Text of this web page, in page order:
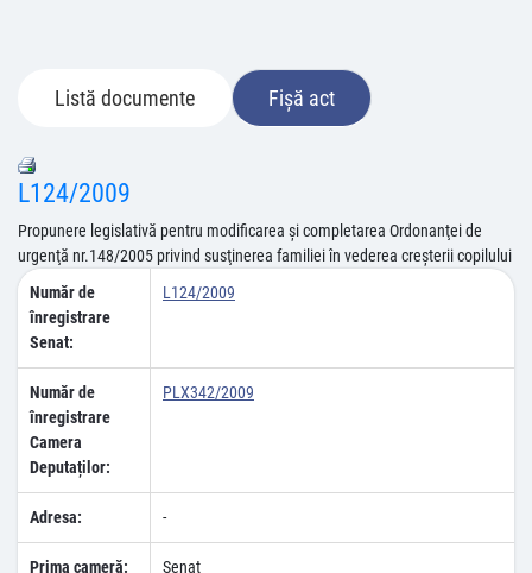
Listă documente Fișă act
L124/2009
Propunere legislativă pentru modificarea şi completarea Ordonanţei de
urgenţă nr.148/2005 privind susţinerea familiei în vederea creşterii copilului
Număr de
înregistrare
Senat:
L124/2009
Număr de
înregistrare
Camera
Deputaților:
PLX342/2009
Adresa: -
Prima cameră: Senat